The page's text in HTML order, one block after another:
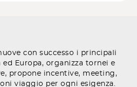
con successo i principali
Europa, organizza tornei e
propone incentive, meeting,
viaggio per ogni esigenza.